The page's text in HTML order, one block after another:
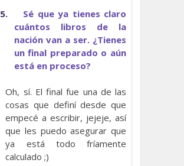
5.
Sé que ya tienes claro
cuántos libros de la
nación van a ser. ¿Tienes
un final preparado o aún
está en proceso?
Oh, sí. El final fue una de las
cosas que definí desde que
empecé a escribir, jejeje, así
que les puedo asegurar que
ya está todo fríamente
calculado ;)